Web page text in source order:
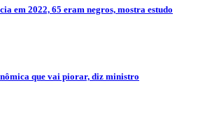
em 2022, 65 eram negros, mostra estudo
que vai piorar, diz ministro